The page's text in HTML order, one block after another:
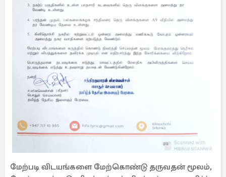
மேற்படி விடயங்களை மேற்கொண்டு தருவதன் மூலம்,